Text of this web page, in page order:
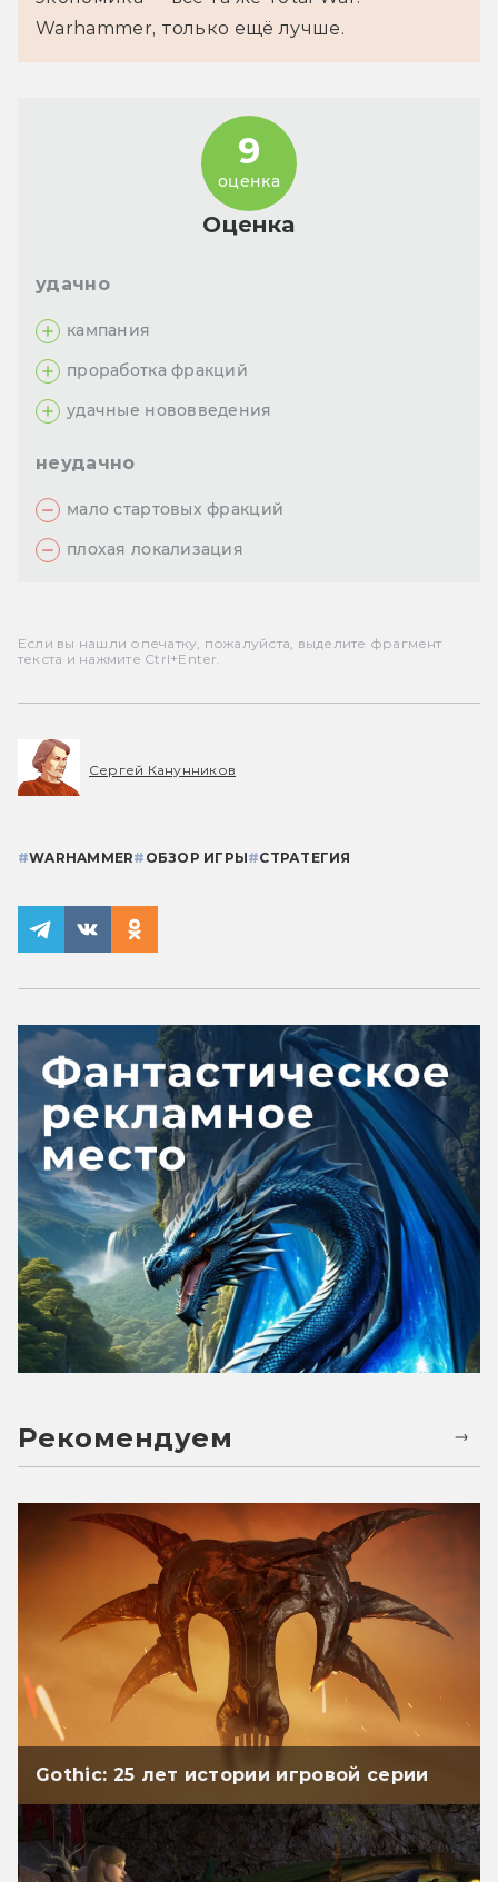
Warhammer, только ещё лучше.
Оценка
9
оценка
удачно
кампания
проработка фракций
удачные нововведения
неудачно
мало стартовых фракций
плохая локализация
Если вы нашли опечатку, пожалуйста, выделите фрагмент
текста и нажмите Ctrl+Enter.
Сергей Канунников
#WARHAMMER# ОБЗОР ИГРЫ#СТРАТЕГИЯ
Рекомендуем
Gothic: 25 лет истории игровой серии